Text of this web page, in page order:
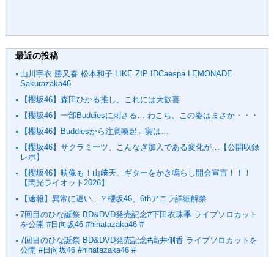
最近の投稿
山川宇衣 勝又春 松本和子 LIKE ZIP IDCaespa LEMONADE
Sakurazaka46
【櫻坂46】森田ひかる推し、これには大歓喜
【櫻坂46】一部Buddiesに刺さる… わこち、この姿はまさか・・・
【櫻坂46】Buddiesから注意喚起←実は…
【櫻坂46】サクラミーツ、こんなぎ加入である変化が…【公開収録
レポ】
【櫻坂46】映像も！山﨑天、ギターをかき鳴らし開会宣言！！！
【閃光ライオット2026】
【速報】異常に遅い…？櫻坂46、6thアニラ詳細解禁
7回目のひな誕祭 BD&DVD発売記念#下田衣珠季 ライブソロカット
を公開 #日向坂46 #hinatazaka46 #
7回目のひな誕祭 BD&DVD発売記念#高井俐香 ライブソロカットを
公開 #日向坂46 #hinatazaka46 #